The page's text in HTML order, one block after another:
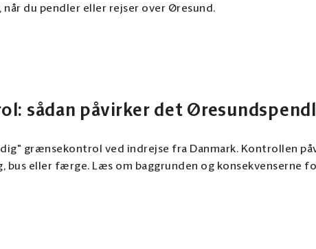
du pendler eller rejser over Øresund.
sådan påvirker det
grænsekontrol ved indrejse fra Danmark. Kontrollen
bus eller færge. Læs om baggrunden og konsekvenserne